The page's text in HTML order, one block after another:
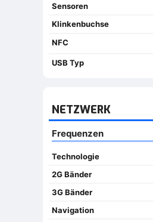
Sensoren
Klinkenbuchse
NFC
USB Typ
NETZWERK
Frequenzen
Technologie
2G Bänder
3G Bänder
Navigation